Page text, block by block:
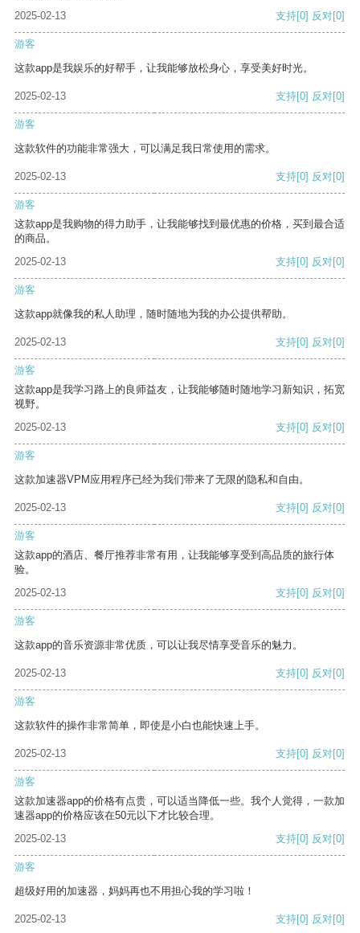
2025-02-13
支持[0] 反对[0]
游客
这款app是我娱乐的好帮手，让我能够放松身心，享受美好时光。
2025-02-13 支持[0] 反对[0]
游客
这款软件的功能非常强大，可以满足我日常使用的需求。
2025-02-13 支持[0] 反对[0]
游客
这款app是我购物的得力助手，让我能够找到最优惠的价格，买到最合适
的商品。
2025-02-13
支持[0] 反对[0]
游客
这款app就像我的私人助理，随时随地为我的办公提供帮助。
2025-02-13 支持[0] 反对[0]
游客
这款app是我学习路上的良师益友，让我能够随时随地学习新知识，拓宽
视野。
2025-02-13
支持[0] 反对[0]
游客
这款加速器VPM应用程序已经为我们带来了无限的隐私和自由。
2025-02-13 支持[0] 反对[0]
游客
这款app的酒店、餐厅推荐非常有用，让我能够享受到高品质的旅行体
验。
2025-02-13
支持[0] 反对[0]
游客
这款app的音乐资源非常优质，可以让我尽情享受音乐的魅力。
2025-02-13 支持[0] 反对[0]
游客
这款软件的操作非常简单，即使是小白也能快速上手。
2025-02-13 支持[0] 反对[0]
游客
这款加速器app的价格有点贵，可以适当降低一些。我个人觉得，一款加
速器app的价格应该在50元以下才比较合理。
2025-02-13
支持[0] 反对[0]
游客
超级好用的加速器，妈妈再也不用担心我的学习啦！
2025-02-13 支持[0] 反对[0]